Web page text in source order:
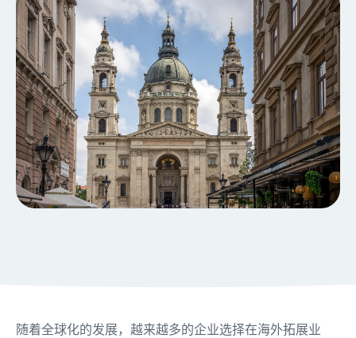
随着全球化的发展，越来越多的企业选择在海外拓展业